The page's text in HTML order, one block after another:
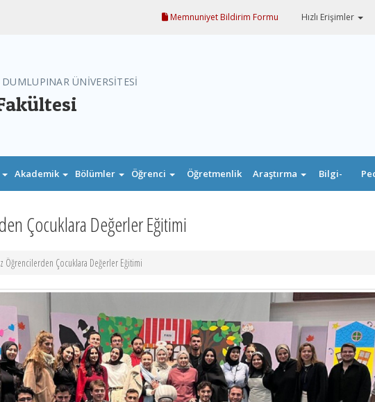
Memnuniyet Bildirim Formu Hızlı Erişimler
ÜNİVERSİTESİ
Akademik Bölümler Öğrenci Öğretmenlik Araştırma Bilgi-
Çocuklara Değerler Eğitimi
Öğrencilerden Çocuklara Değerler Eğitimi